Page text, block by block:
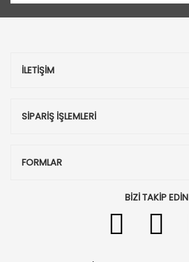
İLETİŞİM
SİPARİŞ İŞLEMLERİ
FORMLAR
BİZİ TAKİP EDİN